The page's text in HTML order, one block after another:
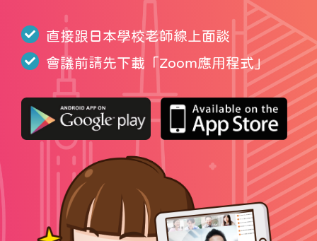
直接跟日本學校老師線上面談
會議前請先下載「Zoom應用程式」